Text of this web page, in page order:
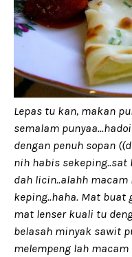
Lepas tu kan, makan
semalam
dengan penuh sopan
nih habis sekeping..sat
dah licin..alahh
keping..haha. Mat buat
mat lenser kuali tu
belasah minyak sawit
melempeng lah